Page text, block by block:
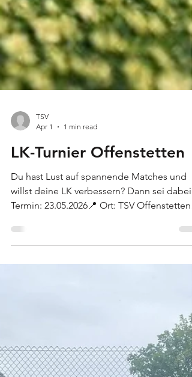
TSV
Apr 1
1 min read
LK-Turnier Offenstetten
Du hast Lust auf spannende Matches und
Termin: 23.05.2026📍 Ort: TSV Offenstetten
Wichtige Infos: Meldeschluss: 20.05.2026 um
21:00 Uhr Auslosung: direkt im Anschluss
Teilnehmer – schnell sein lohnt sich! Jetzt
anmelden unter: spieler.tennis.de oder über
den QR-Code